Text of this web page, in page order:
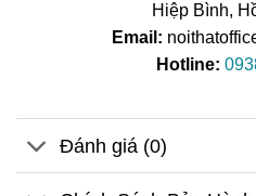
Hiệp Bình,
Email:
Hotline:
Đánh giá (0)